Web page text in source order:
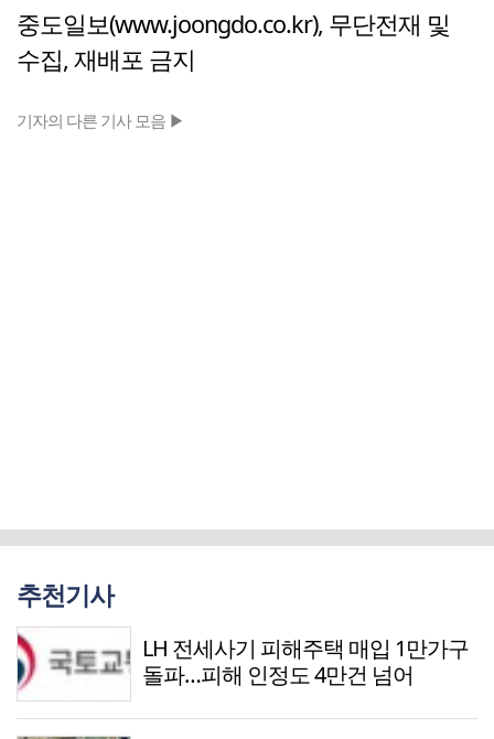
중도일보(www.joongdo.co.kr), 무단전재 및
수집, 재배포 금지
기자의 다른 기사 모음 ▶
추천기사
LH 전세사기 피해주택 매입 1만가구
돌파…피해 인정도 4만건 넘어